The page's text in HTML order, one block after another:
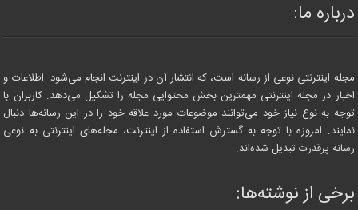
درباره ما:
مجله اینترنتی نوعی از رسانه است، که انتشار آن در اینترنت انجام می‌شود. اطلاعات و
اخبار در مجله اینترنتی مهمترین بخش محتوایی مجله را تشکیل می‌دهد. کاربران با
توجه به نوع نیاز خود می‌توانند موضوعات مورد علاقه خود را در این رسانه‌ها دنبال
نمایند. امروزه با توجه به گسترش استفاده از اینترنت، مجله‌های اینترنتی به نوعی
رسانه پرقدرت تبدیل شده‌اند.
برخی از نوشته‌ها: